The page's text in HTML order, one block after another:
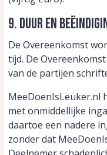
9. Duur en
De Overeenkomst
tijd. De
van de partijen
MeeDoenIsLeuker.nl
met onmiddellijke
daartoe een nadere
zonder dat